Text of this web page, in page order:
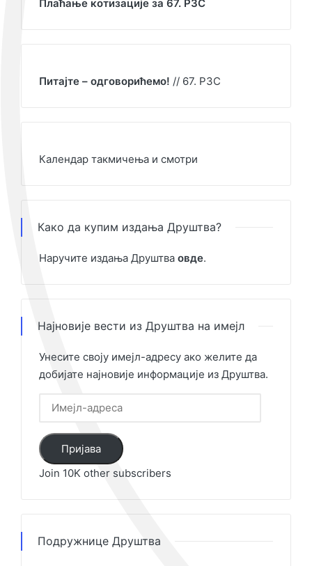
Плаћање котизације за 67. РЗС
Питајте – одговорићемо! // 67. РЗС
Календар такмичења и смотри
Како да купим издања Друштва?
Наручите издања Друштва овде.
Најновије вести из Друштва на имејл
Унесите своју имејл-адресу ако желите да
добијате најновије информације из Друштва.
Имејл-
Пријава
Join 10K other subscribers
Подружнице Друштва